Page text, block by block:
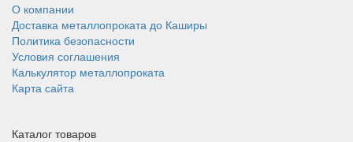
О компании
Доставка металлопроката до Каширы
Политика безопасности
Условия соглашения
Калькулятор металлопроката
Карта сайта
Каталог товаров